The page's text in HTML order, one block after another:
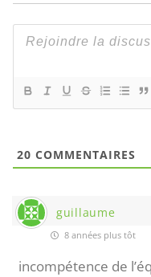
20 COMMENTAIRES
guillaume
8 années plus tôt
incompétence de